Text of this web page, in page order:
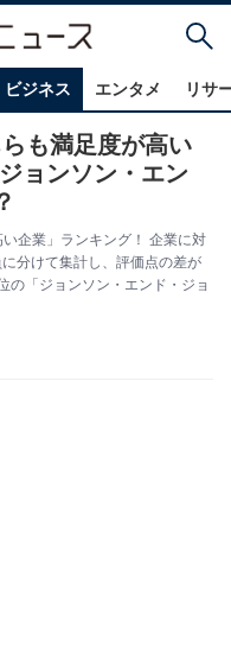
ビジネス エンタメ リサ
も満足度が高い
ョンソン・エン
い企業」ランキング！ 企業に対
分けて集計し、評価点の差が
の「ジョンソン・エンド・ジョ